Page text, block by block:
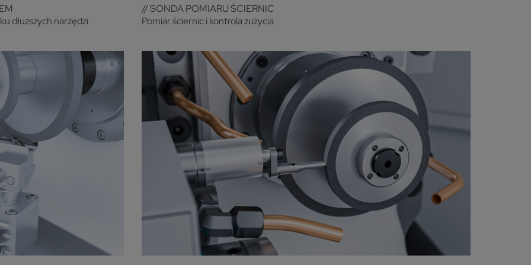
dłuższych narzędzi
// SONDA POMIARU ŚCIERNIC
Pomiar ściernic i kontrola zużycia